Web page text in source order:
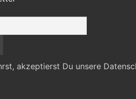
akzeptierst Du unsere